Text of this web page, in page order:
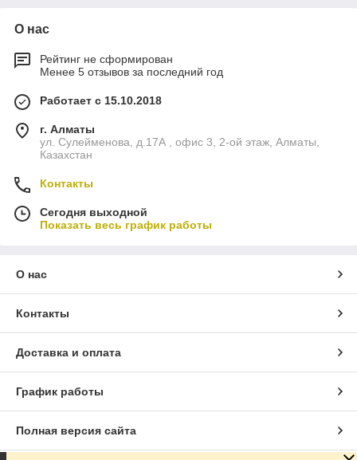
О нас
Рейтинг не сформирован
Менее 5 отзывов за последний год
Работает с 15.10.2018
г. Алматы
ул. Сулейменова, д.17А , офис 3, 2-ой этаж, Алматы,
Казахстан
Контакты
Сегодня выходной
Показать весь график работы
О нас
Контакты
Доставка и оплата
График работы
Полная версия сайта